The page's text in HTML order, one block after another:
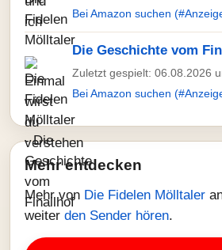
Bei Amazon suchen
Die Geschichte vom
Zuletzt gespielt: 06.08.2026
Bei Amazon suchen
Mehr entdecken
Mehr von Die Fidelen Mölltaler
weiter den Sender hören.